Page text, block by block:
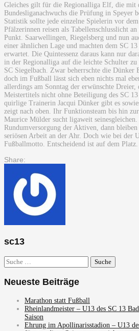
Gleiches gilt für die Regionalliga Elf, die mit
Bundesliganachwuchs die Prüfung in Speyer
Statistik sollte jede einzelne Spielerin vor
Pfälzerinnen reisen als Tabellenschlusslicht
Punkt. Saarwellingen, Riegelsberg und nun
einer ähnlichen Lage und machten dem SC
erwartet. Die Quintessenz daraus kann nur
in der Regionalliga auf die leichte Schulter zu
SC Siegelbach. Zwar beherrschte die
doch im Fußball lässt sich eben nichts mal
allerdings am Sonntag der erwünschte Dreier,
Meistertitels nicht ohne Beteiligung des SC
quirlige Trainerin Jacqui Dünker gibt es
zeigt nach oben. Ihr Funktionsteam bis hin
Maurice Mülder sucht ligaweit
Rundumversorgung der Aktiven, dann
seriösen Arbeit an der Ahr. Doch wie bei der
Fußballmotto. Entscheidend ist auf dem Platz.
Share:
sc13
Suche
nach:
Neueste Beiträge
Marathon statt Fußball
Rheinlandmeister – U13 des SC 13
Saison
Ehrung im Apollinarisstadion – U13